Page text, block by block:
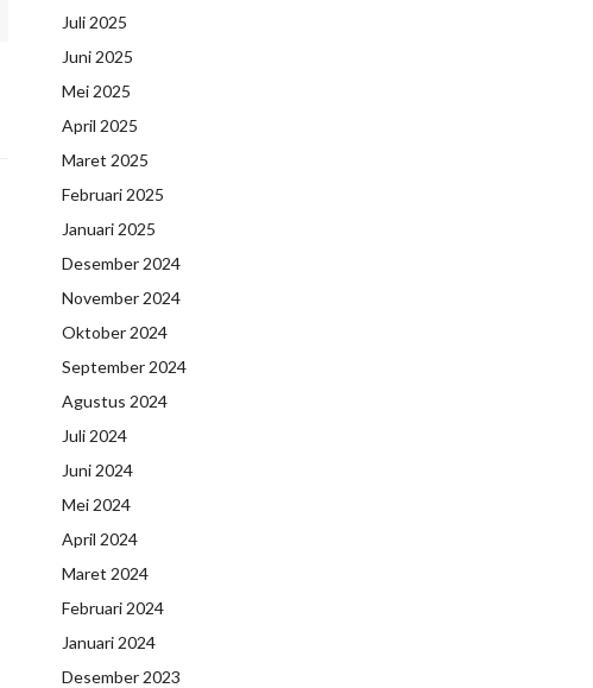
Juli 2025
Juni 2025
Mei 2025
April 2025
Maret 2025
Februari 2025
Januari 2025
Desember 2024
November 2024
Oktober 2024
September 2024
Agustus 2024
Juli 2024
Juni 2024
Mei 2024
April 2024
Maret 2024
Februari 2024
Januari 2024
Desember 2023